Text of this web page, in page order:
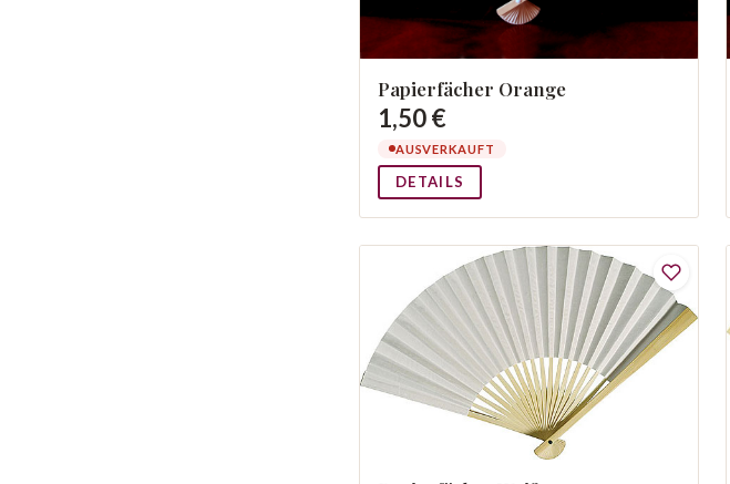
Papierfächer Orange
1,50 €
AUSVERKAUFT
DETAILS